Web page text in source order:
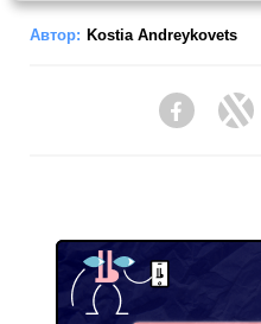
Автор: Kostia Andreykovets
Facebook